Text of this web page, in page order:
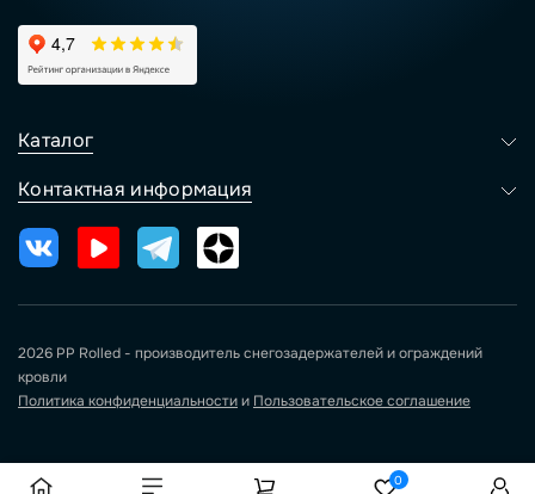
0
Каталог
Контактная информация
2026 PP Rolled - производитель снегозадержателей и ограждений
кровли
Политика конфиденциальностии Пользовательское соглашение